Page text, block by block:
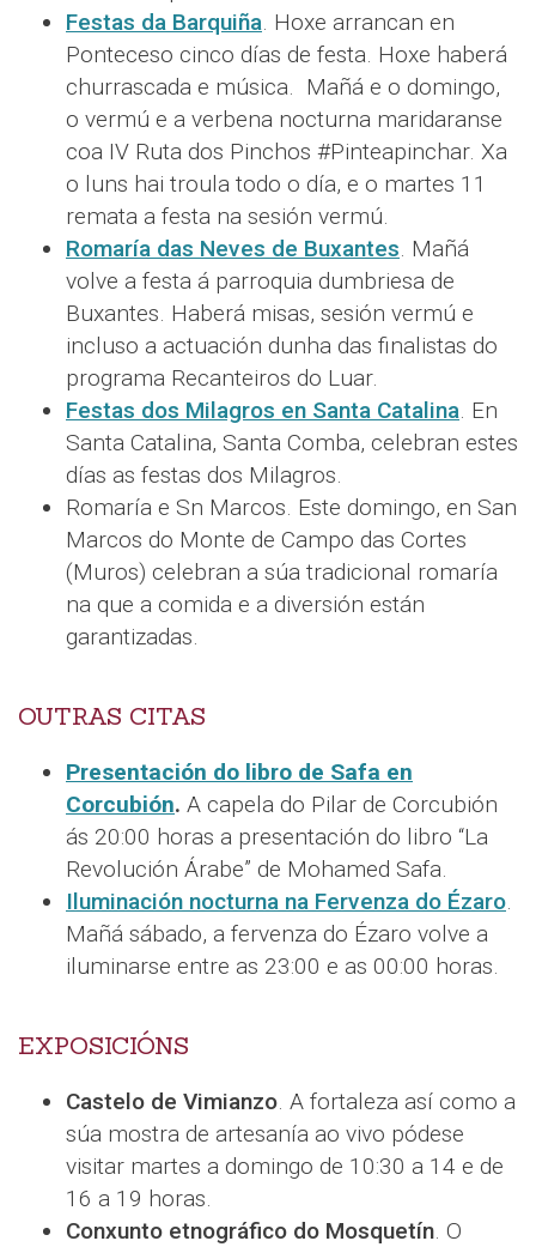
Festas da Barquiña. Hoxe arrancan en
Ponteceso cinco días de festa. Hoxe haberá
churrascada e música. Mañá e o domingo,
o vermú e a verbena nocturna maridaranse
coa IV Ruta dos Pinchos #Pinteapinchar. Xa
o luns hai troula todo o día, e o martes 11
remata a festa na sesión vermú.
Romaría das Neves de Buxantes. Mañá
volve a festa á parroquia dumbriesa de
Buxantes. Haberá misas, sesión vermú e
incluso a actuación dunha das finalistas do
programa Recanteiros do Luar.
Festas dos Milagros en Santa Catalina. En
Santa Catalina, Santa Comba, celebran estes
días as festas dos Milagros.
Romaría e Sn Marcos. Este domingo, en San
Marcos do Monte de Campo das Cortes
(Muros) celebran a súa tradicional romaría
na que a comida e a diversión están
garantizadas.
OUTRAS CITAS
Presentación do libro de Safa en
Corcubión. A capela do Pilar de Corcubión
ás 20:00 horas a presentación do libro “La
Revolución Árabe” de Mohamed Safa.
Iluminación nocturna na Fervenza do Ézaro.
Mañá sábado, a fervenza do Ézaro volve a
iluminarse entre as 23:00 e as 00:00 horas.
EXPOSICIÓNS
Castelo de Vimianzo. A fortaleza así como a
súa mostra de artesanía ao vivo pódese
visitar martes a domingo de 10:30 a 14 e de
16 a 19 horas.
Conxunto etnográfico do Mosquetín. O